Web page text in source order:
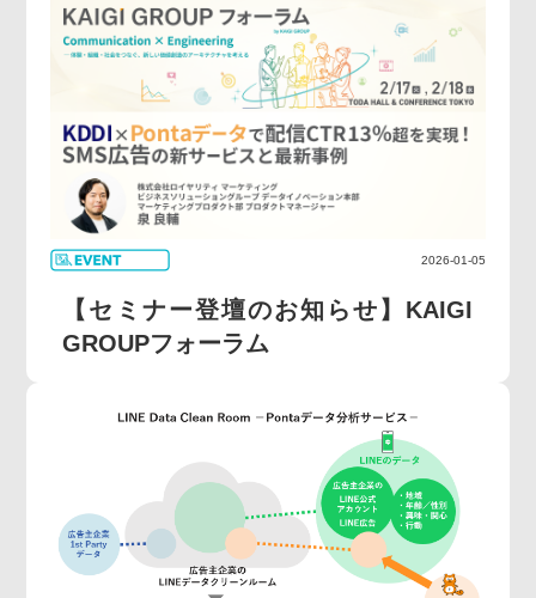
2026-01-05
【セミナー登壇のお知らせ】KAIGI
GROUPフォーラム